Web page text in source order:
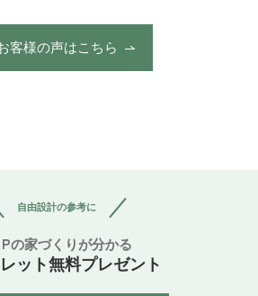
客様の声はこちら
自由設計の参考に
の家づくりが分かる
ット無料プレゼント